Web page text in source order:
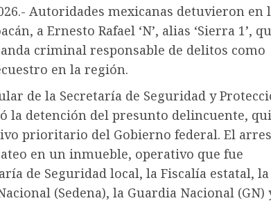
Autoridades mexicanas detuvieron en
a Ernesto Rafael ‘N’, alias ‘Sierra 1’,
criminal responsable de delitos como
en la región.
de la Secretaría de Seguridad y
la detención del presunto delincuente,
prioritario del Gobierno federal. El
en un inmueble, operativo que fue
de Seguridad local, la Fiscalía estatal, la
(Sedena), la Guardia Nacional (GN)